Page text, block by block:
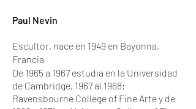
Paul Nevin
Escultor, nace en 1949 en Bayonna,
Francia
De 1965 a 1967 estudia en la Universidad
de Cambridge, 1967 al 1968;
Ravensbourne College of Fine Arte y de